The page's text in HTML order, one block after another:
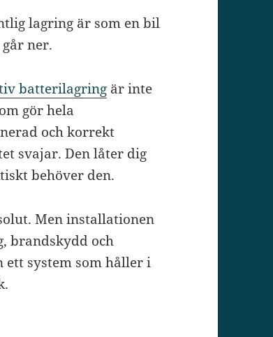
lagring är som en bil
ner.
batterilagring är inte
gör hela
och korrekt
svajar. Den låter dig
behöver den.
Men installationen
brandskydd och
system som håller i